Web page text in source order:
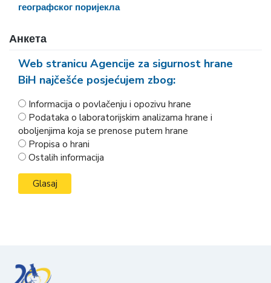
географског поријекла
Анкета
Web stranicu Agencije za sigurnost hrane
BiH najčešće posjećujem zbog:
Informacija o povlačenju i opozivu hrane
Podataka o laboratorijskim analizama hrane i
oboljenjima koja se prenose putem hrane
Propisa o hrani
Ostalih informacija